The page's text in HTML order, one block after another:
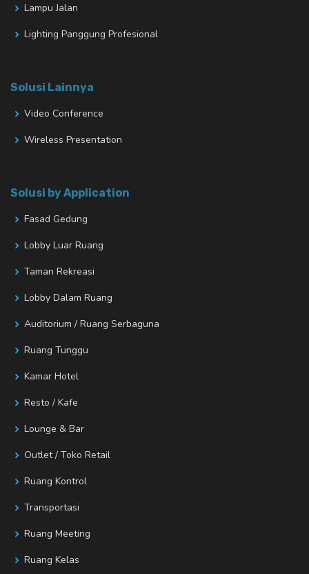
Lampu Jalan
Lighting Panggung Profesional
Solusi Lainnya
Video Conference
Wireless Presentation
Solusi by Application
Fasad Gedung
Lobby Luar Ruang
Taman Rekreasi
Lobby Dalam Ruang
Auditorium / Ruang Serbaguna
Ruang Tunggu
Kamar Hotel
Resto / Kafe
Lounge & Bar
Outlet / Toko Retail
Ruang Kontrol
Transportasi
Ruang Meeting
Ruang Kelas